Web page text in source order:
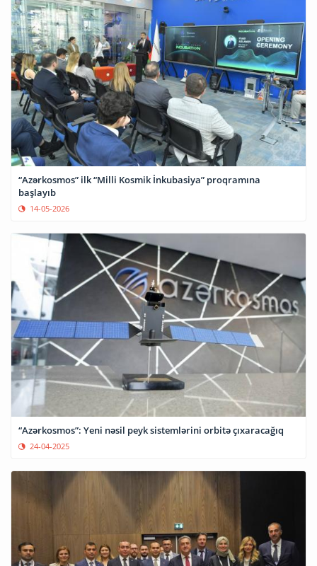
“Azərkosmos” ilk “Milli Kosmik İnkubasiya” proqramına
başlayıb
14-05-2026
“Azərkosmos”: Yeni nəsil peyk sistemlərini orbitə çıxaracağıq
24-04-2025